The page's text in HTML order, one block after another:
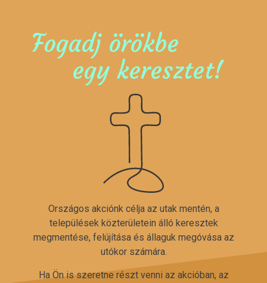
Fogadj örökbe
egy keresztet!
Országos akciónk célja az utak mentén, a
települések közterületein álló keresztek
megmentése, felújítása és állaguk megóvása az
utókor számára.
Ha Ön is szeretne részt venni az akcióban, az